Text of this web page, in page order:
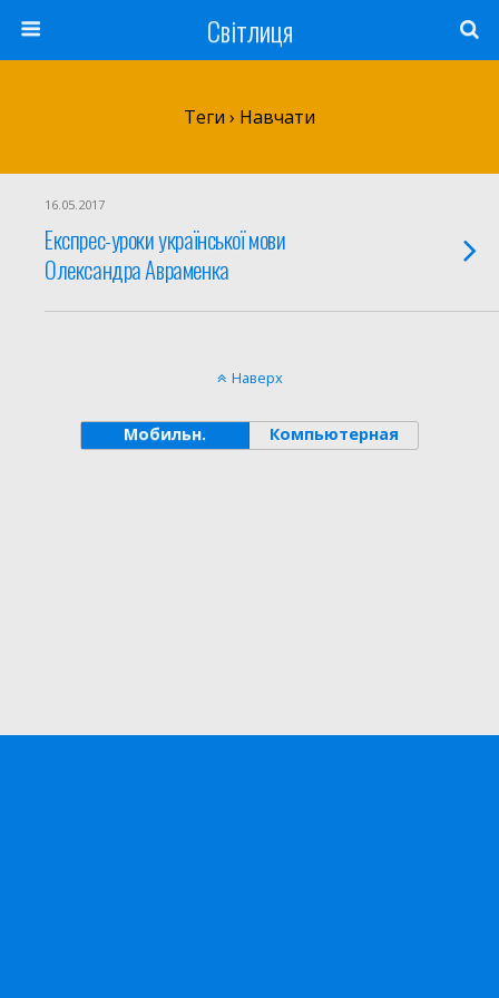
Світлиця
Теги › Навчати
16.05.2017
Експрес-уроки української мови
Олександра Авраменка
Наверх
Мобильн. Компьютерная